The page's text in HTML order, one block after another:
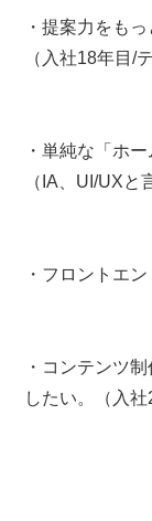
・提案力をも
（入社18年目/
・単純な「ホ
（IA、UI/UXと
・フロントエ
・コンテンツ
したい。（入社